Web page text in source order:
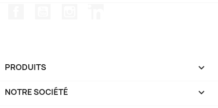
PRODUITS 
NOTRE SOCIÉTÉ 